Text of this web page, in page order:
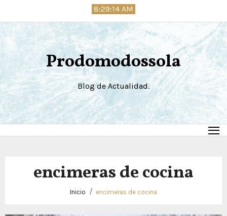
al
contenido
8:29:14 AM
Prodomodossola
Blog de Actualidad.
encimeras de cocina
Inicio encimeras de cocina